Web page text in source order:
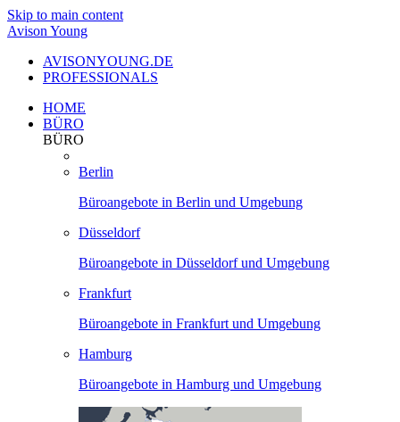
Skip to main content
Avison Young
AVISONYOUNG.DE
PROFESSIONALS
HOME
BÜRO
BÜRO
Berlin
Büroangebote in Berlin und Umgebung
Düsseldorf
Büroangebote in Düsseldorf und Umgebung
Frankfurt
Büroangebote in Frankfurt und Umgebung
Hamburg
Büroangebote in Hamburg und Umgebung